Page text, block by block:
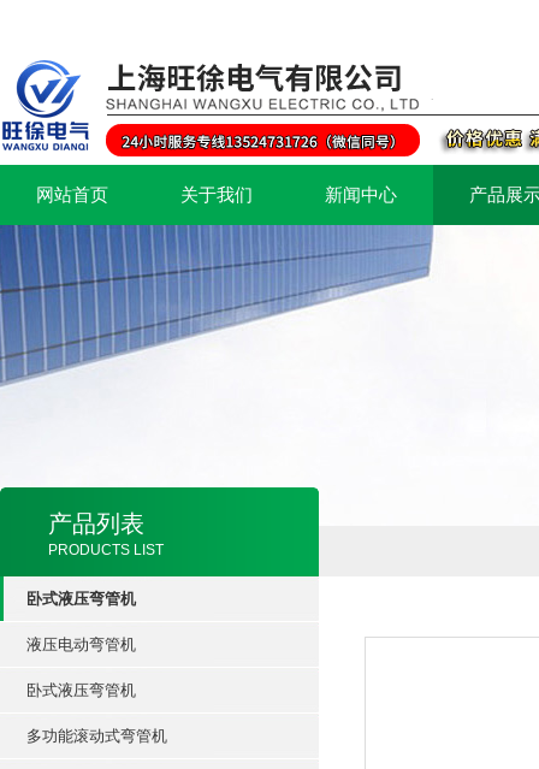
网站首页 关于我们 新闻中心 产品展
产品列表
PRODUCTS LIST
卧式液压弯管机
液压电动弯管机
卧式液压弯管机
多功能滚动式弯管机